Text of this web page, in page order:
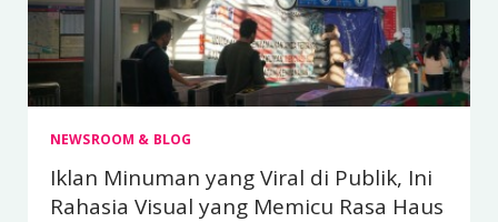
NEWSROOM & BLOG
Iklan Minuman yang Viral di Publik, Ini
Rahasia Visual yang Memicu Rasa Haus